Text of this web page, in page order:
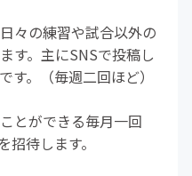
々の練習や試合以外の
す。主にSNSで投稿し
す。（毎週二回ほど）
とができる毎月一回
待します。